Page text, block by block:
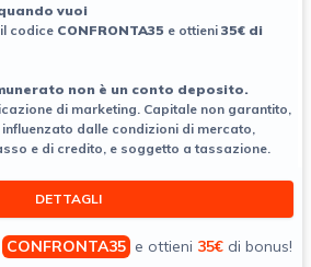
vuoi
codice CONFRONTA35 e ottieni 35€ di
non è un conto deposito.
di marketing. Capitale non garantito,
dalle condizioni di mercato,
e di credito, e soggetto a tassazione.
DETTAGLI
CONFRONTA35 e ottieni 35€ di bonus!